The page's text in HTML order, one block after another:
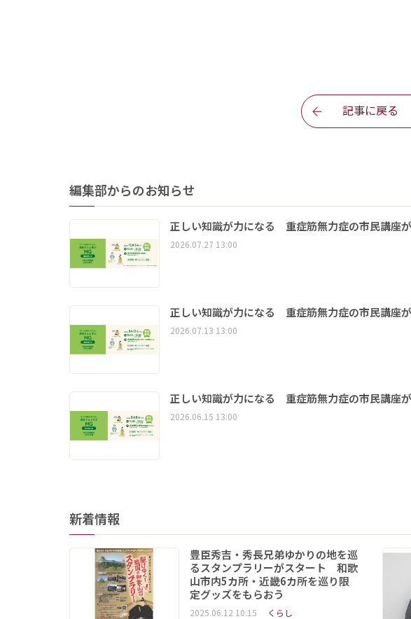
記事に戻る
編集部からのお知らせ
正しい知識が力になる 重症筋無力症の市民講座
2026.07.27 13:00
正しい知識が力になる 重症筋無力症の市民講座
2026.07.13 13:00
正しい知識が力になる 重症筋無力症の市民講座
2026.06.15 13:00
新着情報
豊臣秀吉・秀長兄弟ゆかりの地を巡
るスタンプラリーがスタート 和歌
山市内5カ所・近畿6カ所を巡り限
定グッズをもらおう
2025.06.12 10:15 くらし